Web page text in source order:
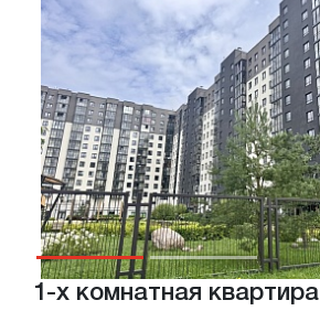
1-х комнатная квартира